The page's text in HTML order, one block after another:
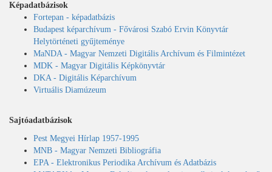
Képadatbázisok
Fortepan - képadatbázis
Budapest képarchívum - Fővárosi Szabó Ervin Könyvtár
Helytörténeti gyűjteménye
MaNDA - Magyar Nemzeti Digitális Archívum és Filmintézet
MDK - Magyar Digitális Képkönyvtár
DKA - Digitális Képarchívum
Virtuális Diamúzeum
Sajtóadatbázisok
Pest Megyei Hírlap 1957-1995
MNB - Magyar Nemzeti Bibliográfia
EPA - Elektronikus Periodika Archívum és Adatbázis